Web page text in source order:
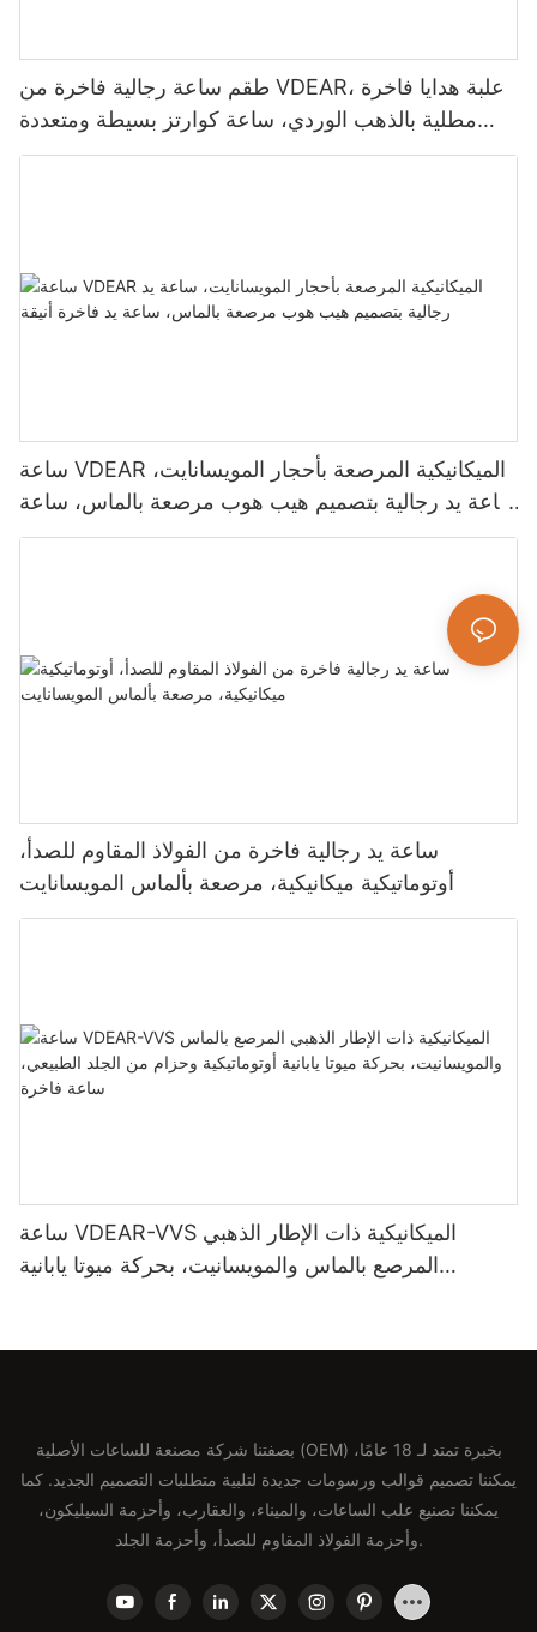
طقم ساعة رجالية فاخرة من VDEAR، علبة هدايا فاخرة
مطلية بالذهب الوردي، ساعة كوارتز بسيطة ومتعددة
الاستخدامات.
ساعة VDEAR الميكانيكية المرصعة بأحجار المويسانايت،
ساعة يد رجالية بتصميم هيب هوب مرصعة بالماس، ساعة
يد فاخرة أنيقة
ساعة يد رجالية فاخرة من الفولاذ المقاوم للصدأ،
أوتوماتيكية ميكانيكية، مرصعة بألماس المويسانايت
ساعة VDEAR-VVS الميكانيكية ذات الإطار الذهبي
المرصع بالماس والمويسانيت، بحركة ميوتا يابانية
بصفتنا شركة مصنعة للساعات الأصلية (OEM) بخبرة تمتد لـ 18 عامًا،
يمكننا تصميم قوالب ورسومات جديدة لتلبية متطلبات التصميم الجديد. كما
يمكننا تصنيع علب الساعات، والميناء، والعقارب، وأحزمة السيليكون،
وأحزمة الفولاذ المقاوم للصدأ، وأحزمة الجلد.